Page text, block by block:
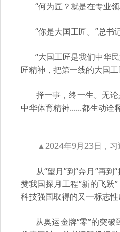
“何为匠？就是在专业领
“你是大国工匠。”总书记
“大国工匠是我们中华民
匠精神，把第一线的大国
择一事，终一生。无论
中华体育精神......都生动诠
▲2024年9月23日，习
从“望月”到“奔月”再到“
赞我国探月工程“新的飞跃
科技强国取得的又一标志
从奥运金牌“零”的突破